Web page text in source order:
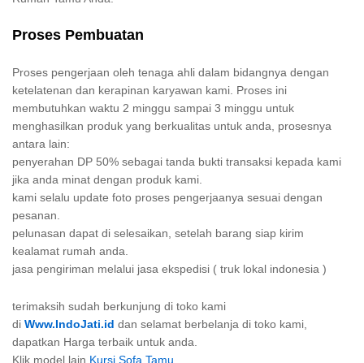
Proses Pembuatan
Proses pengerjaan oleh tenaga ahli dalam bidangnya dengan
ketelatenan dan kerapinan karyawan kami. Proses ini
membutuhkan waktu 2 minggu sampai 3 minggu untuk
menghasilkan produk yang berkualitas untuk anda, prosesnya
antara lain:
penyerahan DP 50% sebagai tanda bukti transaksi kepada kami
jika anda minat dengan produk kami.
kami selalu update foto proses pengerjaanya sesuai dengan
pesanan.
pelunasan dapat di selesaikan, setelah barang siap kirim
kealamat rumah anda.
jasa pengiriman melalui jasa ekspedisi ( truk lokal indonesia )
terimaksih sudah berkunjung di toko kami
di Www.IndoJati.id dan selamat berbelanja di toko kami,
dapatkan Harga terbaik untuk anda.
Klik model lain Kursi Sofa Tamu